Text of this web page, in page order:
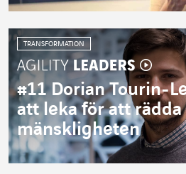
TRANSFORMATION
#11 Dorian Tourin-
att leka för att rädda
mänskligheten